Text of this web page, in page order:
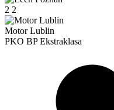
2 2
Motor Lublin
PKO BP Ekstraklasa